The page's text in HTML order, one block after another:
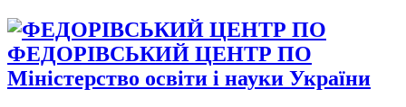
ФЕДОРІВСЬКИЙ ЦЕНТР ПО
Міністерство освіти і науки України